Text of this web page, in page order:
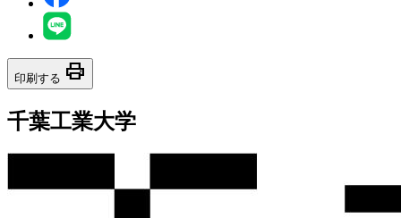
印刷する print
千葉工業大学